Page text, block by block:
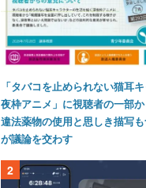
「タバコを止められない猫耳
夜枠アニメ」に視聴者の一部か
違法薬物の使用と思しき描写
が議論を交わす
2